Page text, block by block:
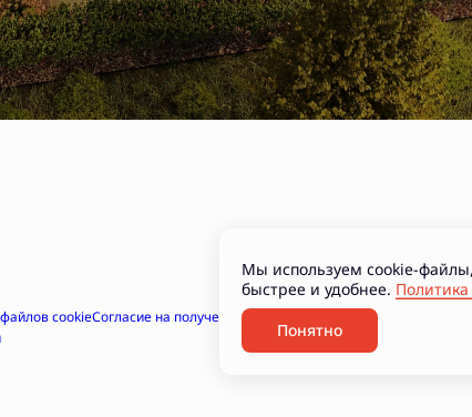
cookieСогласие на получение рекламно-информационных
Мы используем cookie-
быстрее и удобнее.
Понятно